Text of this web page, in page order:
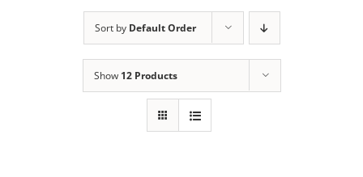
Sort by Default Order
Show 12 Products